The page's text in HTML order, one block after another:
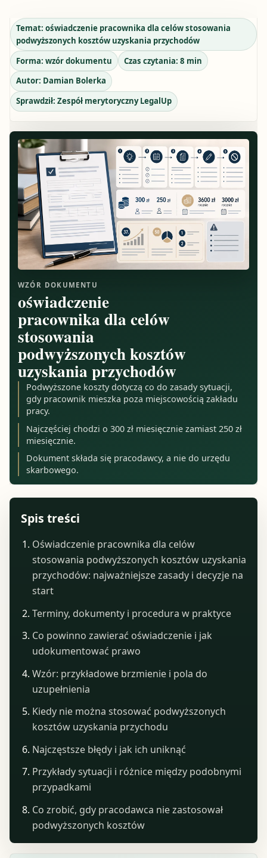
Temat: oświadczenie pracownika dla celów stosowania
podwyższonych kosztów uzyskania przychodów
Forma: wzór dokumentu Czas czytania: 8 min
Autor: Damian Bolerka
Sprawdził: Zespół merytoryczny LegalUp
WZÓR DOKUMENTU
oświadczenie
pracownika dla celów
stosowania
podwyższonych kosztów
uzyskania przychodów
Podwyższone koszty dotyczą co do zasady sytuacji,
gdy pracownik mieszka poza miejscowością zakładu
pracy.
Najczęściej chodzi o 300 zł miesięcznie zamiast 250 zł
miesięcznie.
Dokument składa się pracodawcy, a nie do urzędu
skarbowego.
Spis treści
Oświadczenie pracownika dla celów
stosowania podwyższonych kosztów uzyskania
przychodów: najważniejsze zasady i decyzje na
start
Terminy, dokumenty i procedura w praktyce
Co powinno zawierać oświadczenie i jak
udokumentować prawo
Wzór: przykładowe brzmienie i pola do
uzupełnienia
Kiedy nie można stosować podwyższonych
kosztów uzyskania przychodu
Najczęstsze błędy i jak ich uniknąć
Przykłady sytuacji i różnice między podobnymi
przypadkami
Co zrobić, gdy pracodawca nie zastosował
podwyższonych kosztów